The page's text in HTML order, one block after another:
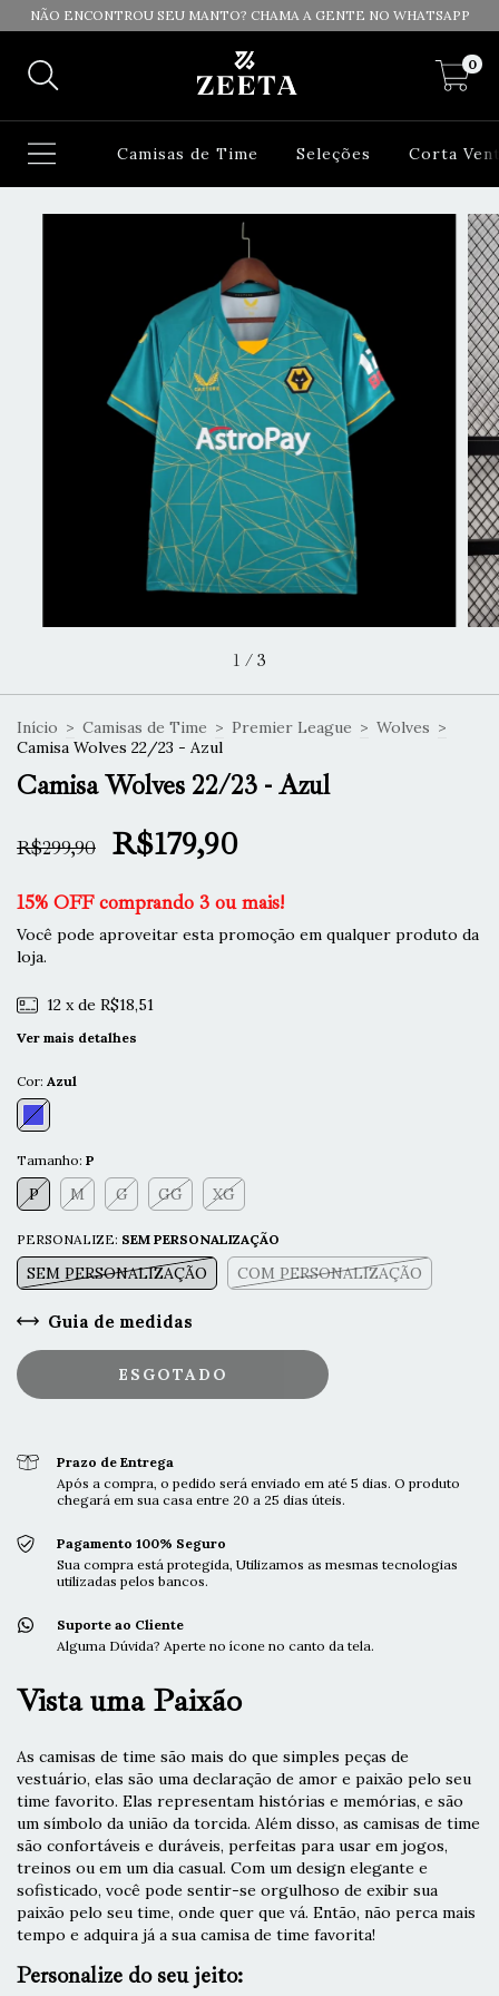
NÃO ENCONTROU SEU MANTO? CHAMA A GENTE NO WHATSAPP
0
Camisas de Time Seleções Corta
1 / 3
Início > Camisas de Time > Premier League > Wolves >
Camisa Wolves 22/23 - Azul
Camisa Wolves 22/23 - Azul
R$299,90 R$179,90
15% OFF comprando 3 ou mais!
Você pode aproveitar esta promoção em qualquer produto da
loja.
12 x de R$18,51
Ver mais detalhes
Cor: Azul
Tamanho: P
P M G GG XG
PERSONALIZE: SEM PERSONALIZAÇÃO
SEM PERSONALIZAÇÃO COM PERSONALIZAÇÃO
Guia de medidas
Prazo de Entrega
Após a compra, o pedido será enviado em até 5 dias. O produto
chegará em sua casa entre 20 a 25 dias úteis.
Pagamento 100% Seguro
Sua compra está protegida, Utilizamos as mesmas tecnologias
utilizadas pelos bancos.
Suporte ao Cliente
Alguma Dúvida? Aperte no ícone no canto da tela.
Vista uma Paixão
As camisas de time são mais do que simples peças de
vestuário, elas são uma declaração de amor e paixão pelo seu
time favorito. Elas representam histórias e memórias, e são
um símbolo da união da torcida. Além disso, as camisas de time
são confortáveis e duráveis, perfeitas para usar em jogos,
treinos ou em um dia casual. Com um design elegante e
sofisticado, você pode sentir-se orgulhoso de exibir sua
paixão pelo seu time, onde quer que vá. Então, não perca mais
tempo e adquira já a sua camisa de time favorita!
Personalize do seu jeito: